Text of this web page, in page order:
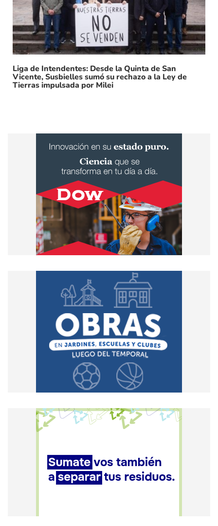
Liga de Intendentes: Desde la Quinta de San
Vicente, Susbielles sumó su rechazo a la Ley de
Tierras impulsada por Milei